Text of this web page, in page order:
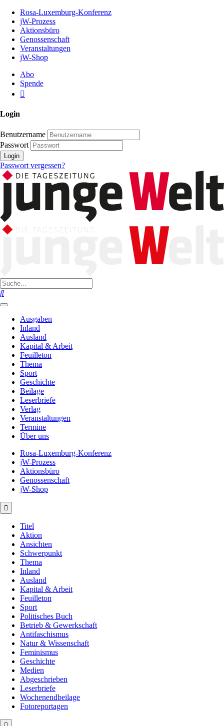
Inhalt
Seite
Rosa-Luxemburg-Konferenz
jW-Prozess
Aktionsbüro
Genossenschaft
Veranstaltungen
jW-Shop
Abo
Spende
Login
Benutzername
Passwort
Login
Passwort vergessen?
Ausgaben
Inland
Ausland
Kapital & Arbeit
Feuilleton
Thema
Sport
Geschichte
Beilage
Leserbriefe
Verlag
Veranstaltungen
Termine
Über uns
Rosa-Luxemburg-Konferenz
jW-Prozess
Aktionsbüro
Genossenschaft
jW-Shop
Titel
Aktion
Ansichten
Schwerpunkt
Thema
Inland
Ausland
Kapital & Arbeit
Feuilleton
Sport
Politisches Buch
Betrieb & Gewerkschaft
Antifaschismus
Natur & Wissenschaft
Feminismus
Geschichte
Medien
Abgeschrieben
Leserbriefe
Wochenendbeilage
Fotoreportagen